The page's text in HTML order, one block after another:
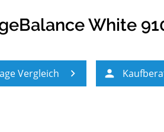
White
Vergleich